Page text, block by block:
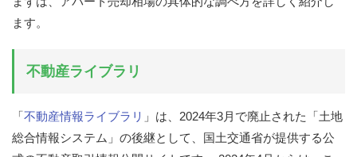
ます。
不動産ライブラリ
「不動産情報ライブラリ 」は、2024年3月で廃止された「土地
総合情報システム」の後継として、国土交通省が提供する公